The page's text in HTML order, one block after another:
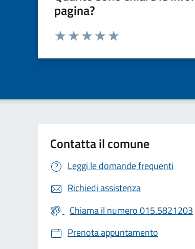
pagina?
Valuta da 1 a 5 stelle la pagina
Contatta il comune
Leggi le domande frequenti
Richiedi assistenza
Chiama il numero 015.5821203
Prenota appuntamento